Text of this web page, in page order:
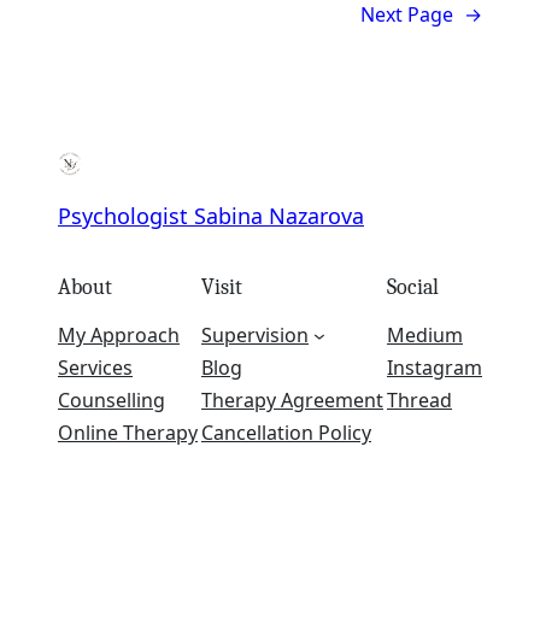
Next Page →
Psychologist Sabina Nazarova
About
My Approach
Services
Counselling
Online Therapy
Visit
Supervision
Blog
Therapy Agreement
Cancellation Policy
Social
Medium
Instagram
Thread